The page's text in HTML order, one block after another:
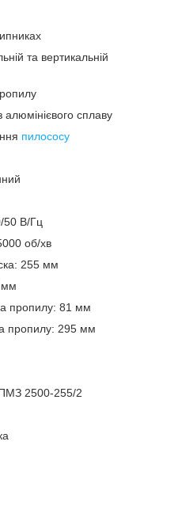
та вертикальній
сплаву
пилососу
В/Гц
об/хв
255 мм
81 мм
295 мм
2500-255/2